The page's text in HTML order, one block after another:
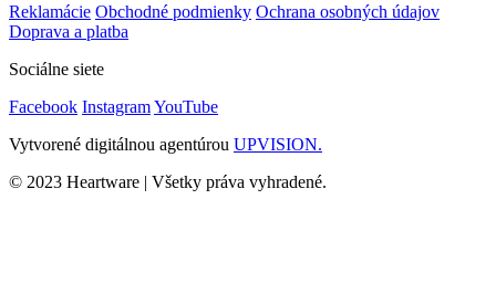
Reklamácie Obchodné podmienky Ochrana osobných údajov
Doprava a platba
Sociálne siete
Facebook InstagramYouTube
Vytvorené digitálnou agentúrou UPVISION.
© 2023 Heartware | Všetky práva vyhradené.